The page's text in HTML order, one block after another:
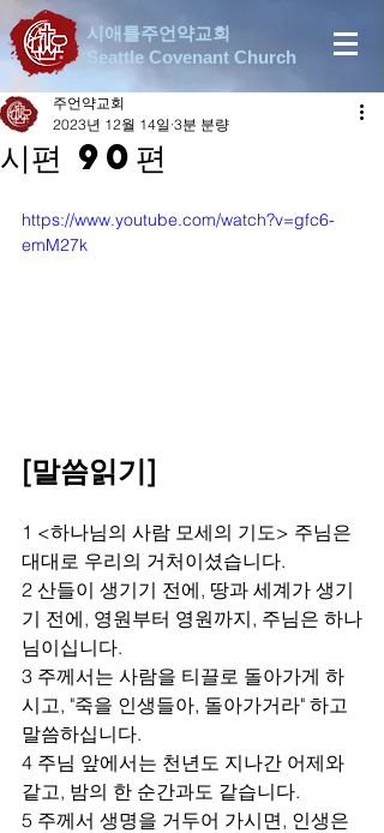
시애틀주언약교회
Seattle Covenant Church
시편 90편
주언약교회
2023년 12월 14일 3분 분량
https://www.youtube.com/watch?v=gfc6-
emM27k
[말씀읽기]
1 <하나님의 사람 모세의 기도> 주님은
대대로 우리의 거처이셨습니다.
2 산들이 생기기 전에, 땅과 세계가 생기
기 전에, 영원부터 영원까지, 주님은 하나
님이십니다.
3 주께서는 사람을 티끌로 돌아가게 하
시고, "죽을 인생들아, 돌아가거라" 하고
말씀하십니다.
4 주님 앞에서는 천년도 지나간 어제와
같고, 밤의 한 순간과도 같습니다.
5 주께서 생명을 거두어 가시면, 인생은